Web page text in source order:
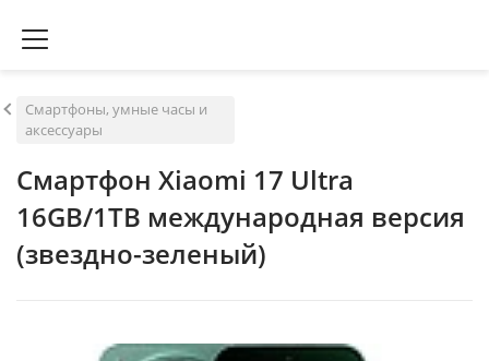
Смартфоны, умные часы и
аксессуары
Смартфон Xiaomi 17 Ultra
16GB/1TB международная версия
(звездно-зеленый)